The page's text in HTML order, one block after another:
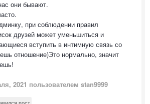
они бывают.
при соблюдении правил
друзей может уменьшиться и
вступить в интимную связь со
отношение)Это нормально, значит
2021 пользователем stan9999